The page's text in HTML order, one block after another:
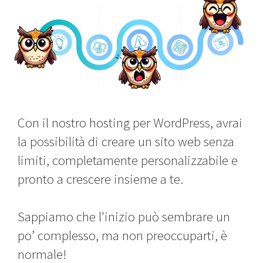
Con il nostro hosting per WordPress, avrai
la possibilità di creare un sito web senza
limiti, completamente personalizzabile e
pronto a crescere insieme a te.
Sappiamo che l'inizio può sembrare un
po’ complesso, ma non preoccuparti, è
normale!